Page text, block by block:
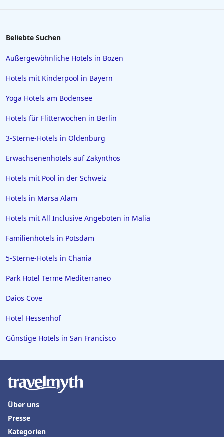
Hotels in Lazise
Hotels auf Rhodos
Hotels in Den Haag
Hotels in Amalfi
Hotels in Meran
Hotels auf Ibiza
Hotels in Stralsund
Hotels in Warendorf
Hotels in Paderborn
Hotels in Sankt Anton im Montafon
Hotels in Miami
Hotels in Friedrichshafen
Beliebte Suchen
Außergewöhnliche Hotels in Bozen
Hotels mit Kinderpool in Bayern
Yoga Hotels am Bodensee
Hotels für Flitterwochen in Berlin
3-Sterne-Hotels in Oldenburg
Erwachsenenhotels auf Zakynthos
Hotels mit Pool in der Schweiz
Hotels in Marsa Alam
Hotels mit All Inclusive Angeboten in Malia
Familienhotels in Potsdam
5-Sterne-Hotels in Chania
Park Hotel Terme Mediterraneo
Daios Cove
Hotel Hessenhof
Günstige Hotels in San Francisco
Über uns
Presse
Kategorien